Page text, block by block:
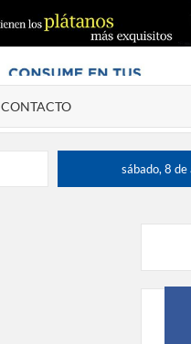
CONTACTO
sábado, 8